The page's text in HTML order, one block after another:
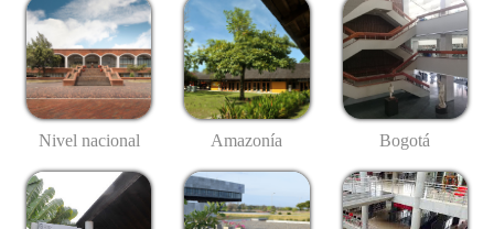
Nivel nacional Amazonía Bogotá